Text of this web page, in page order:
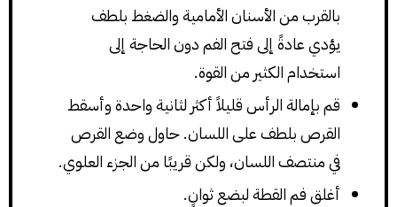
بالقرب من الأسنان الأمامية والضغط بلطف
يؤدي عادةً إلى فتح الفم دون الحاجة إلى
استخدام الكثير من القوة.
قم بإمالة الرأس قليلاً أكثر لثانية واحدة وأسقط
القرص بلطف على اللسان. حاول وضع القرص
في منتصف اللسان، ولكن قريبًا من الجزء العلوي.
أغلق فم القطة لبضع ثوانٍ.